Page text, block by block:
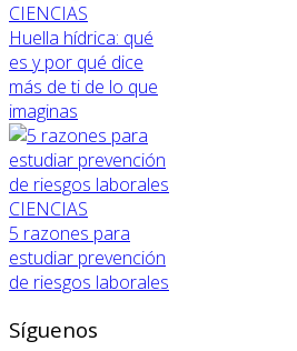
CIENCIAS
Huella hídrica: qué
es y por qué dice
más de ti de lo que
imaginas
CIENCIAS
5 razones para
estudiar prevención
de riesgos laborales
Síguenos